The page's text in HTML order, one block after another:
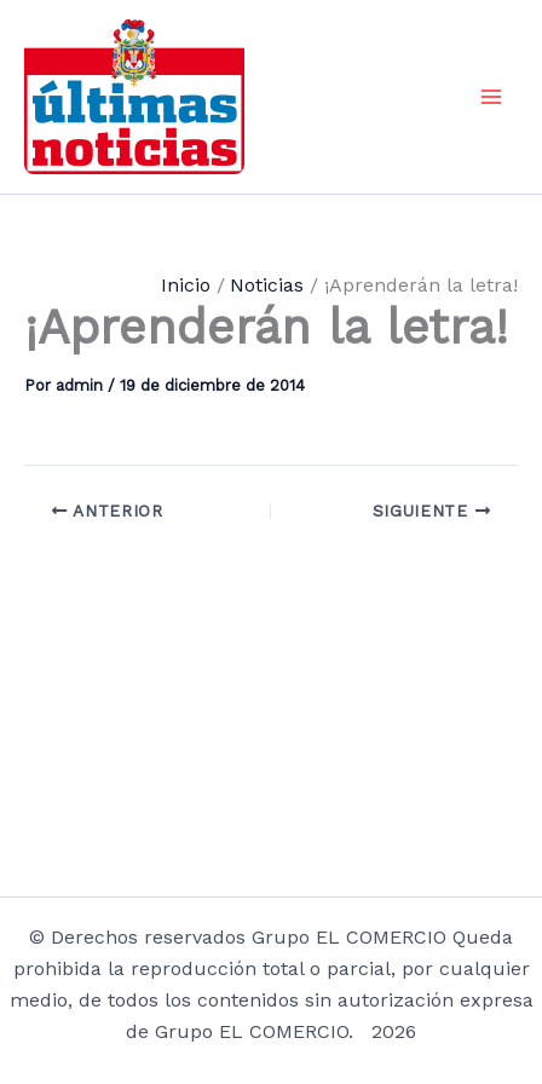
contenido
Inicio Noticias ¡Aprenderán la letra!
¡Aprenderán la letra!
Por admin / 19 de diciembre de 2014
ANTERIOR SIGUIENTE
© Derechos reservados Grupo EL COMERCIO Queda
prohibida la reproducción total o parcial, por cualquier
medio, de todos los contenidos sin autorización expresa
de Grupo EL COMERCIO. 2026